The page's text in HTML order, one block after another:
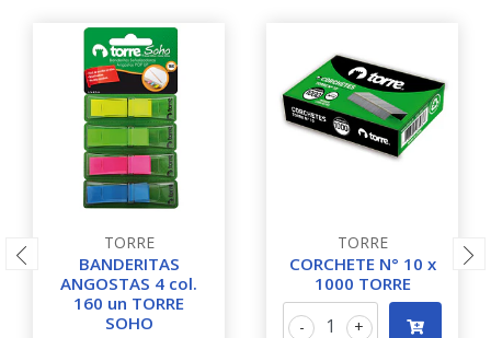
TORRE
BANDERITAS
ANGOSTAS 4 col.
160 un TORRE
SOHO
TORRE
CORCHETE N° 10 x
1000 TORRE
+
-